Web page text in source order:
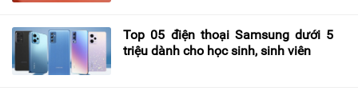
Top 05 điện thoại Samsung dưới 5
triệu dành cho học sinh, sinh viên